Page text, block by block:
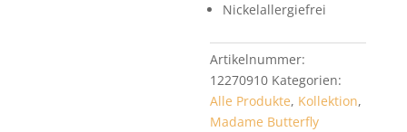
Nickelallergiefrei
Artikelnummer:
12270910 Kategorien:
Alle Produkte, Kollektion,
Madame Butterfly